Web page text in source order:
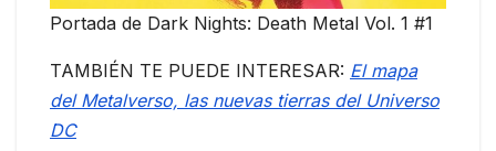
Portada de Dark Nights: Death Metal Vol. 1 #1
TAMBIÉN TE PUEDE INTERESAR: El mapa
del Metalverso, las nuevas tierras del Universo
DC